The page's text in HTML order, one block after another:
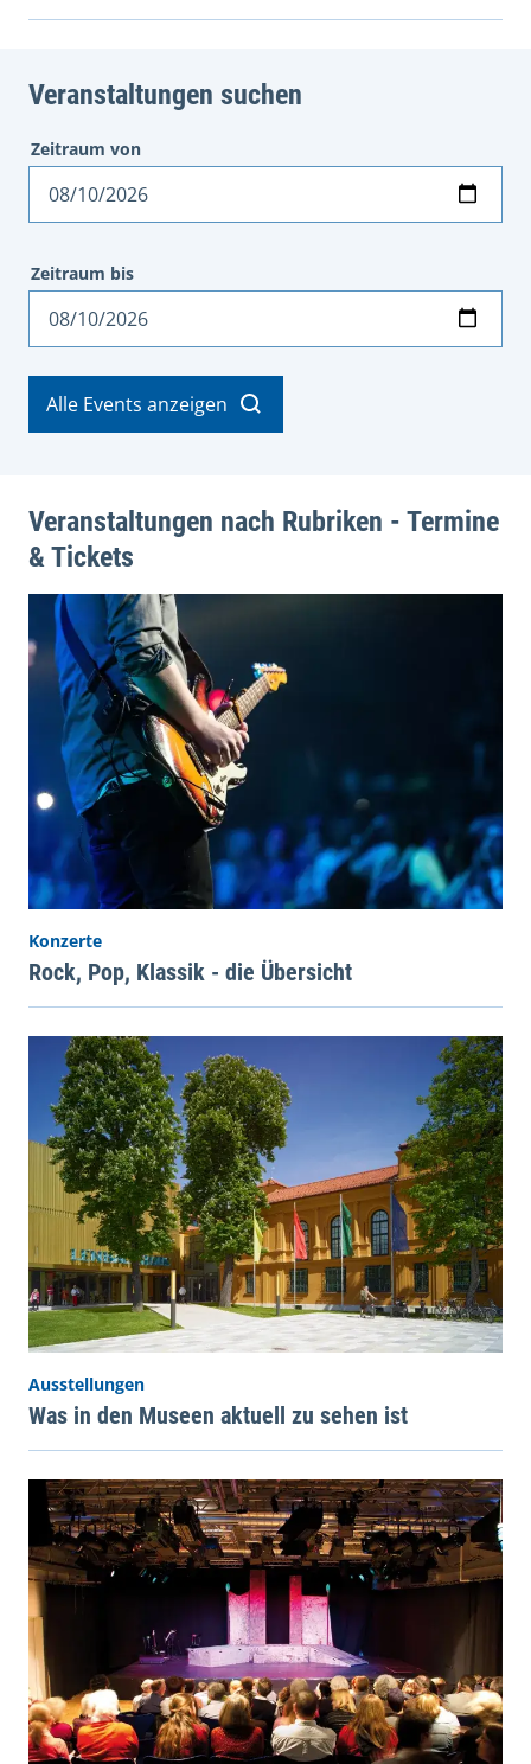
Veranstaltungen suchen
Zeitraum von
Zeitraum bis
Alle Events anzeigen
Veranstaltungen nach Rubriken - Termine
& Tickets
Konzerte
Rock, Pop, Klassik - die Übersicht
Ausstellungen
Was in den Museen aktuell zu sehen ist